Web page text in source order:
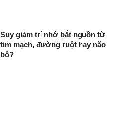
Suy giảm trí nhớ bắt nguồn từ
tim mạch, đường ruột hay não
bộ?